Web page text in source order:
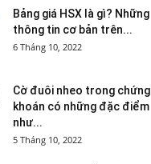
Bảng giá HSX là gì? Những
thông tin cơ bản trên...
6 Tháng 10, 2022
Cờ đuôi nheo trong chứng
khoán có những đặc điểm
như...
5 Tháng 10, 2022